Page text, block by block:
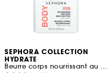
SEPHORA COLLECTION
HYDRATE
Beurre corps nourrissant au Beurre de karité